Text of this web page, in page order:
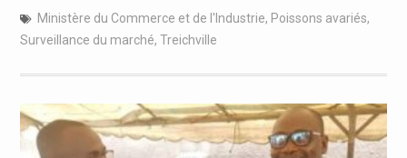
Ministère du Commerce et de l'Industrie, Poissons avariés,
Surveillance du marché, Treichville